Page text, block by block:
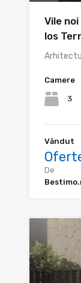
Vile
los
Camere
3
Văndut
De